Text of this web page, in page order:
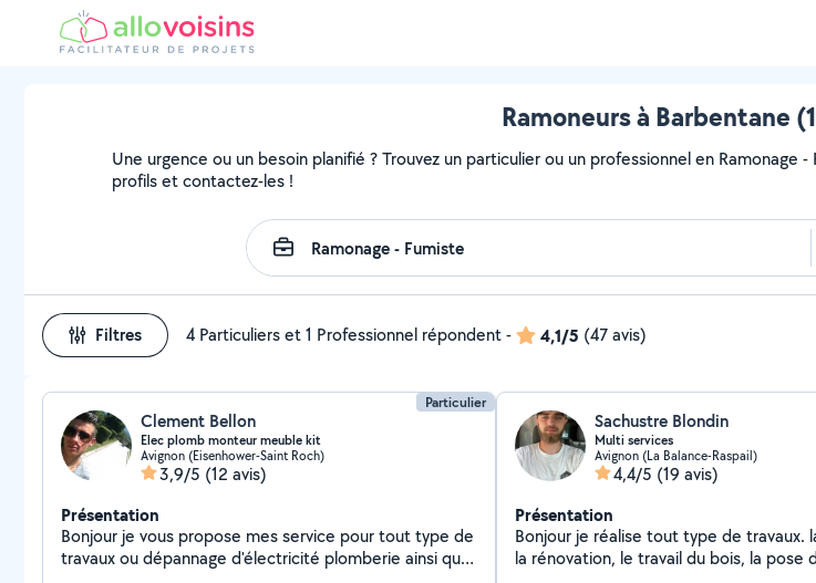
Ramoneurs à Barbentane
Une urgence ou un besoin planifié ? Trouvez un particulier ou un professionnel en Ramonage
profils et contactez-les !
Filtres 4 Particuliers et 1 Professionnel répondent- 4,1/5 (47 avis)
Particulier
Clement Bellon
Elec plomb monteur meuble kit
Avignon (Eisenhower-Saint Roch)
3,9/5 (12 avis)
Présentation
Bonjour je vous propose mes service pour tout type de
travaux ou dépannage d'électricité plomberie ainsi que
Sachustre Blondin
Multi services
Avignon (La Balance-Raspail)
4,4/5 (19 avis)
Présentation
Bonjour je réalise tout type de travaux.
la rénovation, le travail du bois, la pose